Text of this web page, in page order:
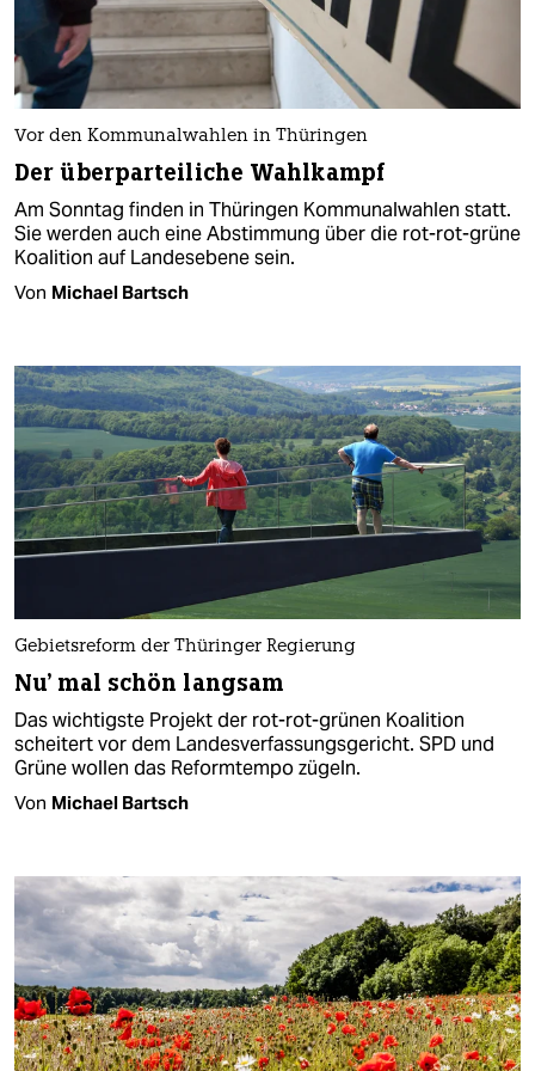
Vor den Kommunalwahlen in Thüringen
Der überparteiliche Wahlkampf
Am Sonntag finden in Thüringen Kommunalwahlen statt.
Sie werden auch eine Abstimmung über die rot-rot-grüne
Koalition auf Landesebene sein.
Von Michael Bartsch
Gebietsreform der Thüringer Regierung
Nu' mal schön langsam
Das wichtigste Projekt der rot-rot-grünen Koalition
scheitert vor dem Landesverfassungsgericht. SPD und
Grüne wollen das Reformtempo zügeln.
Von Michael Bartsch